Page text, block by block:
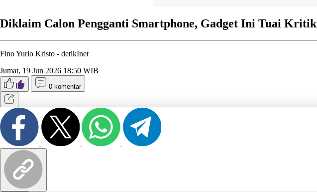
Diklaim Calon Pengganti Smartphone, Gadget Ini Tuai Kritik
Fino Yurio Kristo - detikInet
Jumat, 19 Jun 2026 18:50 WIB
0 komentar